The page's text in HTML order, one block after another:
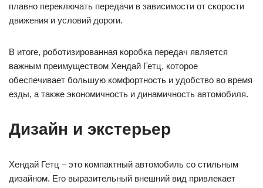
плавно переключать передачи в зависимости от скорости
движения и условий дороги.
В итоге, роботизированная коробка передач является
важным преимуществом Хендай Гетц, которое
обеспечивает большую комфортность и удобство во время
езды, а также экономичность и динамичность автомобиля.
Дизайн и экстерьер
Хендай Гетц – это компактный автомобиль со стильным
дизайном. Его выразительный внешний вид привлекает